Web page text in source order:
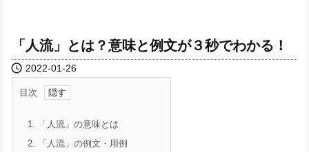
「人流」とは？意味と例文が３秒でわかる！
 2022-01-26
目次
1. 「人流」の意味とは
2. 「人流」の例文・用例